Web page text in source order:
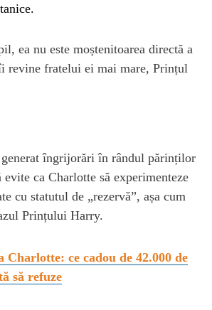
ea nu este moștenitoarea directă a
revine fratelui ei mai mare, Prințul
generat îngrijorări în rândul părinților
evite ca Charlotte să experimenteze
cu statutul de „rezervă”, așa cum
Prințului Harry.
Charlotte: ce cadou de 42.000 de
să refuze